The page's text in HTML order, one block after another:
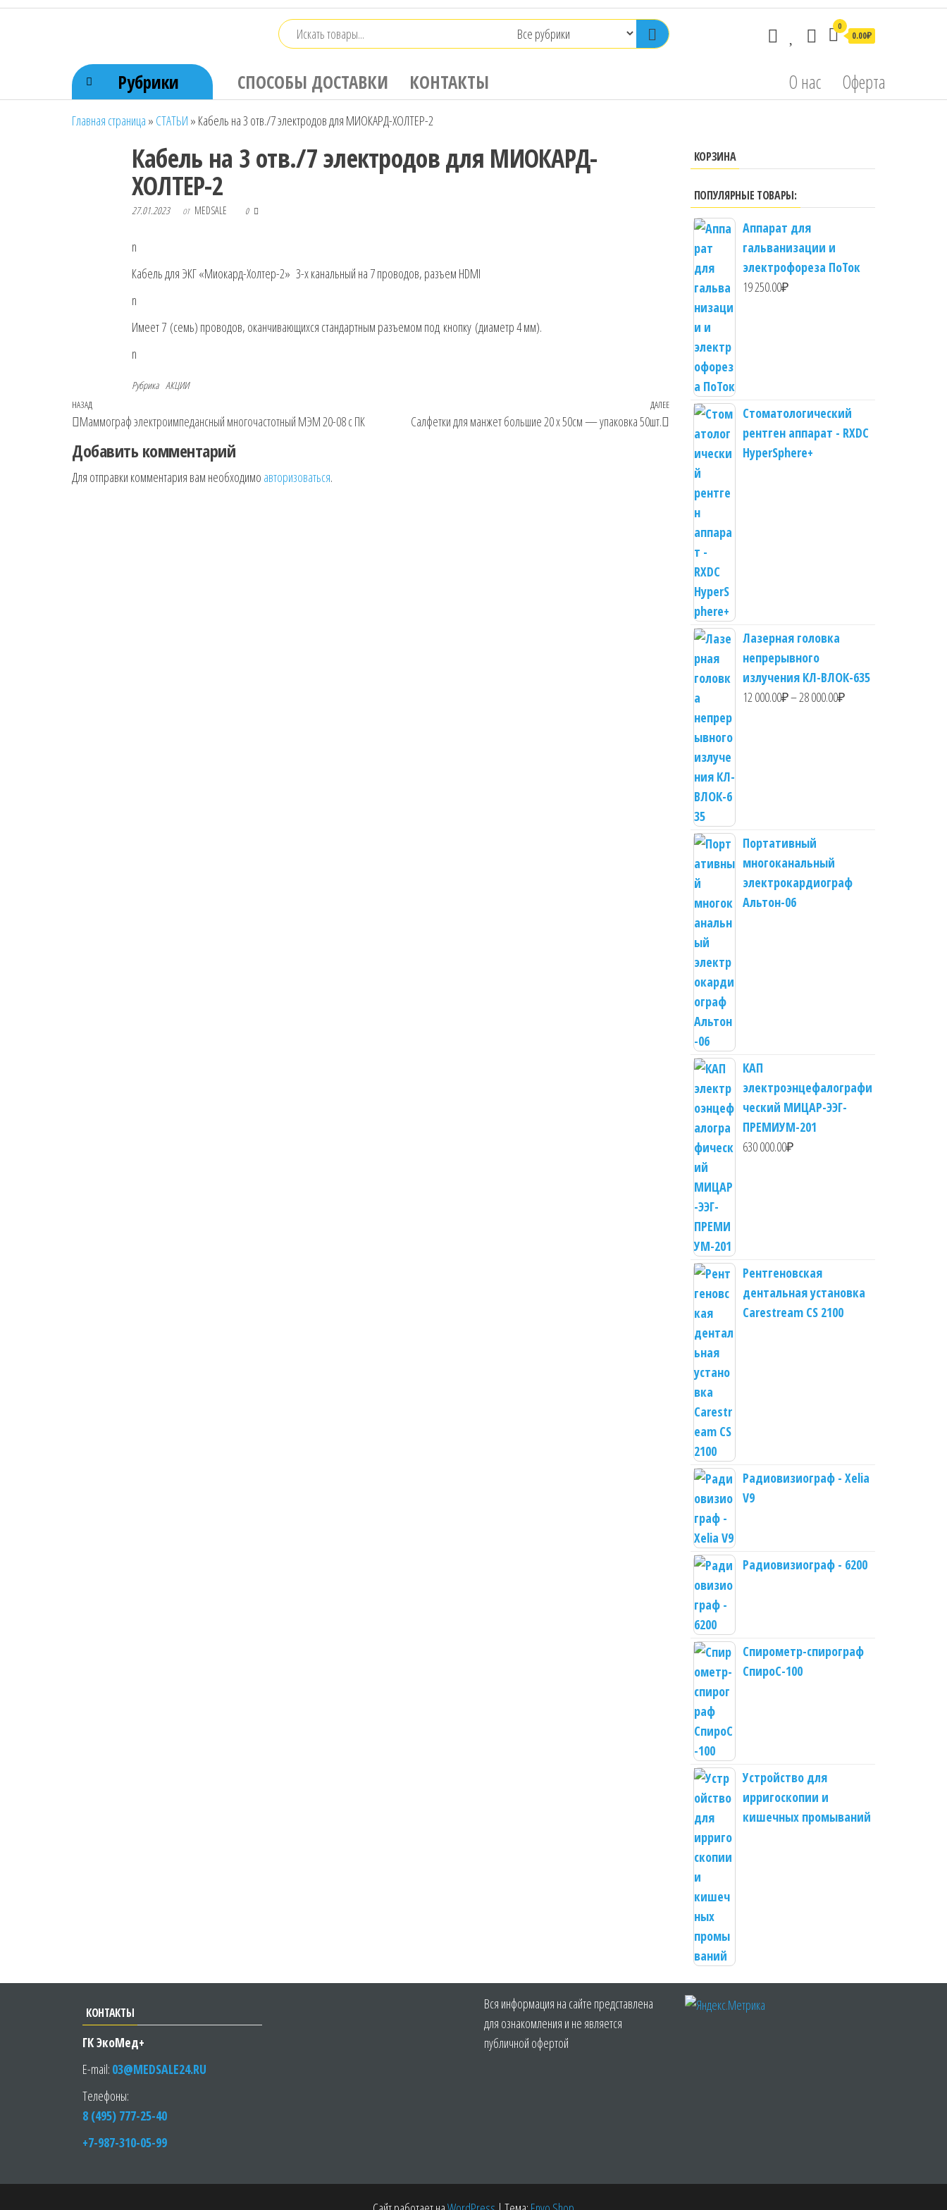
Перейти
0
0.00₽
Рубрики СПОСОБЫ ДОСТАВКИ КОНТАКТЫ О нас Оферта
Главная страница » СТАТЬИ » Кабель на 3 отв./7 электродов для МИОКАРД-ХОЛТЕР-2
Кабель на 3 отв./7 электродов для МИОКАРД-
ХОЛТЕР-2
27.01.2023 от MEDSALE 0
n
Кабель для ЭКГ «Миокард-Холтер-2» 3-х канальный на 7 проводов, разъем HDMI
n
Имеет 7 (семь) проводов, оканчивающихся стандартным разъемом под кнопку (диаметр 4 мм).
n
Рубрика АКЦИИ
Навигация
по
записям
Предыдущая
запись
НАЗАД
Mаммограф электроимпедансный многочастотный МЭМ 20-08 с ПК
Следующая
ДАЛЕЕ
Салфетки для манжет большие 20 х 50см — упаковка 50шт.
Добавить комментарий
Для отправки комментария вам необходимо авторизоваться.
КОРЗИНА
ПОПУЛЯРНЫЕ ТОВАРЫ:
Аппарат для
гальванизации и
электрофореза ПоТок
19 250.00₽
Стоматологический
рентген аппарат - RXDC
HyperSphere+
Лазерная головка
непрерывного
излучения КЛ-ВЛОК-635
12 000.00₽–28 000.00₽Диапазон
Портативный
многоканальный
электрокардиограф
Альтон-06
КАП
электроэнцефалографи
ческий МИЦАР-ЭЭГ-
ПРЕМИУМ-201
630 000.00₽
Рентгеновская
дентальная установка
Carestream CS 2100
Радиовизиограф - Xelia
V9
Радиовизиограф - 6200
Спирометр-спирограф
СпироС-100
Устройство для
ирригоскопии и
кишечных промываний
КОНТАКТЫ
ГК ЭкоМед+
E-mail: 03@MEDSALE24.RU
Телефоны:
8 (495) 777-25-40
+7-987-310-05-99
Вся информация на сайте представлена
для ознакомления и не является
публичной офертой